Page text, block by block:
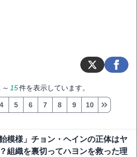
～ 15件を表示しています。
4 5 6 7 8 9 10
飴模様」チョン・ヘインの正体はヤ
組織を裏切ってハヨンを救った理